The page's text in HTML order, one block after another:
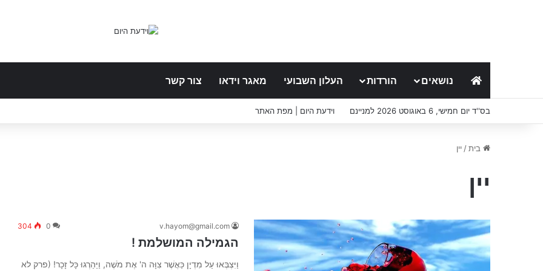
נושאים הורדות העלון השבועי מאגר וידאו צור קשר
בס''ד יום חמישי, 6 באוגוסט 2026 למניינם וידעת היום | מפת האתר
בית/ יין
יין
v.hayom@gmail.com
0
304
הגמילה המושלמת !
וַיִּצְבְּאוּ עַל מִדְיָן כַּאֲשֶׁר צִוָּה ה' אֶת מֹשֶׁה, וַיַּהַרְגוּ כָּל זָכָר! (פרק לא